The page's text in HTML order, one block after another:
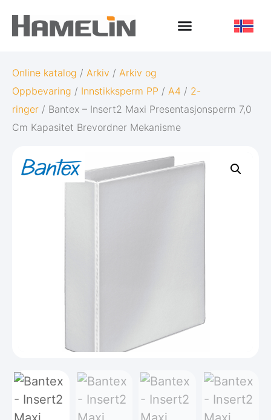
Online katalog / Arkiv / Arkiv og
Oppbevaring / Innstikksperm PP / A4 / 2-
ringer / Bantex – Insert2 Maxi Presentasjonsperm 7,0
Cm Kapasitet Brevordner Mekanisme